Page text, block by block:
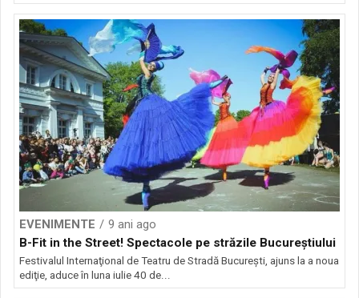
EVENIMENTE
9 ani ago
B-Fit in the Street! Spectacole pe străzile Bucureştiului
Festivalul Internaţional de Teatru de Stradă Bucureşti, ajuns la a noua
ediţie, aduce în luna iulie 40 de...